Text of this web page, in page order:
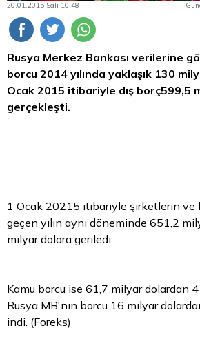
20.01.2015 Salı 10:48
Rusya Merkez Bankası verilerine
borcu 2014 yılında yaklaşık 130
Ocak 2015 itibariyle dış borç599,5
gerçekleşti.
1 Ocak 20215 itibariyle şirketlerin ve
geçen yılın aynı döneminde 651,2
milyar dolara geriledi.
Kamu borcu ise 61,7 milyar dolardan
Rusya MB'nin borcu 16 milyar
indi. (Foreks)